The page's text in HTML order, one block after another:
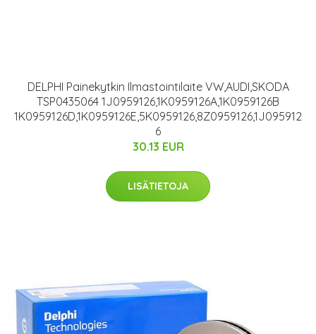
DELPHI Painekytkin Ilmastointilaite VW,AUDI,SKODA
TSP0435064 1J0959126,1K0959126A,1K0959126B
1K0959126D,1K0959126E,5K0959126,8Z0959126,1J095912
6
30.13 EUR
LISÄTIETOJA